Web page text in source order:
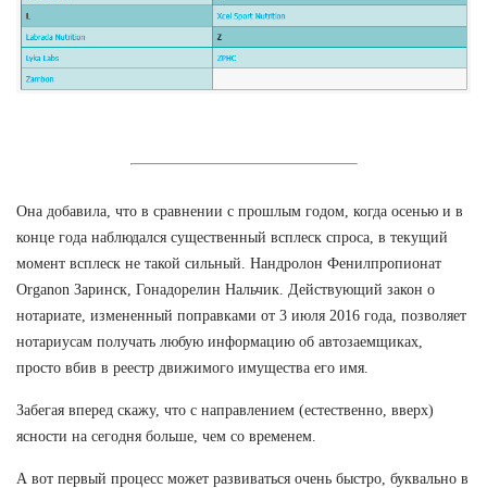
Она добавила, что в сравнении с прошлым годом, когда осенью и в
конце года наблюдался существенный всплеск спроса, в текущий
момент всплеск не такой сильный. Нандролон Фенилпропионат
Organon Заринск, Гонадорелин Нальчик. Действующий закон о
нотариате, измененный поправками от 3 июля 2016 года, позволяет
нотариусам получать любую информацию об автозаемщиках,
просто вбив в реестр движимого имущества его имя.
Забегая вперед скажу, что с направлением (естественно, вверх)
ясности на сегодня больше, чем со временем.
А вот первый процесс может развиваться очень быстро, буквально в